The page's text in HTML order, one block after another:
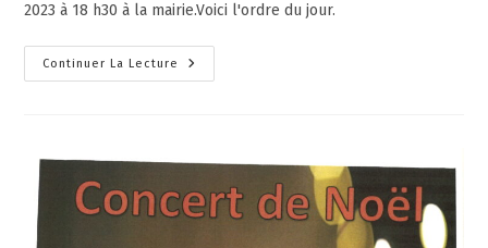
2023 à 18 h30 à la mairie.Voici l'ordre du jour.
Continuer La Lecture